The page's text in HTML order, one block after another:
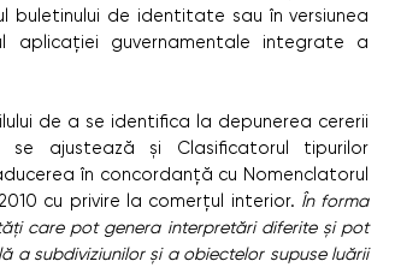
buletinului de identitate sau în versiunea
aplicației guvernamentale integrate a
de a se identifica la depunerea cererii
ajustează și Clasificatorul tipurilor
în concordanță cu Nomenclatorul
cu privire la comerțul interior. În forma
care pot genera interpretări diferite și pot
a subdiviziunilor și a obiectelor supuse luării